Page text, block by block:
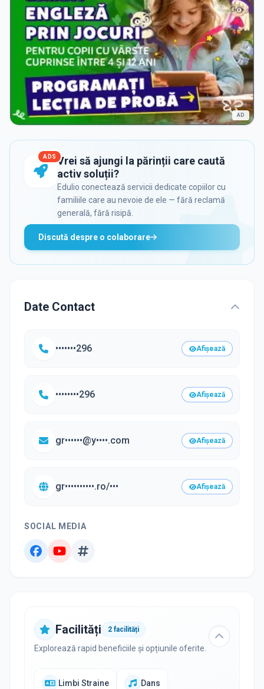
AD
ADS Vrei să ajungi la părinții care caută
activ soluții?
Edulio conectează servicii dedicate copiilor cu
familiile care au nevoie de ele — fără reclamă
generală, fără risipă.
Discută despre o colaborare
Date Contact
•••••••296 Afișează
••••••••296 Afișează
gr••••••@y••••.com Afișează
gr••••••••••.ro/••• Afișează
SOCIAL MEDIA
Facilități 2 facilități
Explorează rapid beneficiile și opțiunile oferite.
Limbi Straine Dans